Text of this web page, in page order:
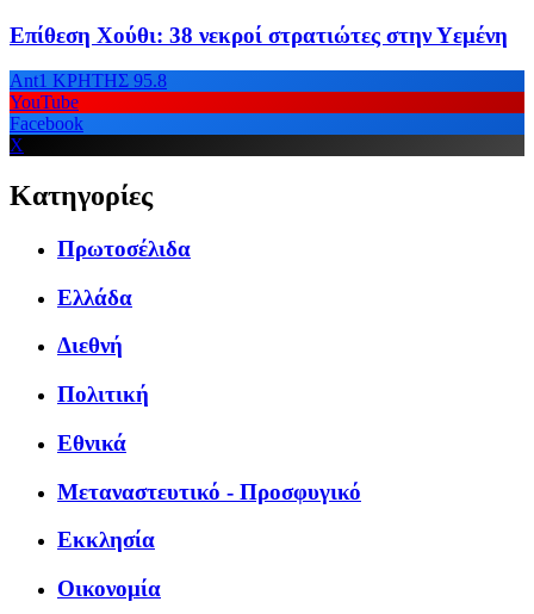
Επίθεση Χούθι: 38 νεκροί στρατιώτες στην Υεμένη
Ant1 ΚΡΗΤΗΣ 95.8
YouTube
Facebook
X
Κατηγορίες
Πρωτοσέλιδα
Ελλάδα
Διεθνή
Πολιτική
Εθνικά
Μεταναστευτικό - Προσφυγικό
Εκκλησία
Οικονομία